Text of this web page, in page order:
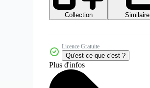
Collection
Similaire
Licence Gratuite
Qu'est-ce que c'est ?
Plus d'infos